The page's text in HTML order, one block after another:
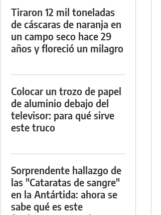
Tiraron 12 mil toneladas
de cáscaras de naranja en
un campo seco hace 29
años y floreció un milagro
Colocar un trozo de papel
de aluminio debajo del
televisor: para qué sirve
este truco
Sorprendente hallazgo de
las "Cataratas de sangre"
en la Antártida: ahora se
sabe qué es este